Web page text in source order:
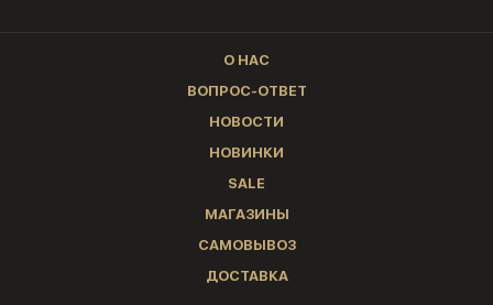
О НАС
ВОПРОС-ОТВЕТ
НОВОСТИ
НОВИНКИ
SALE
МАГАЗИНЫ
САМОВЫВОЗ
ДОСТАВКА